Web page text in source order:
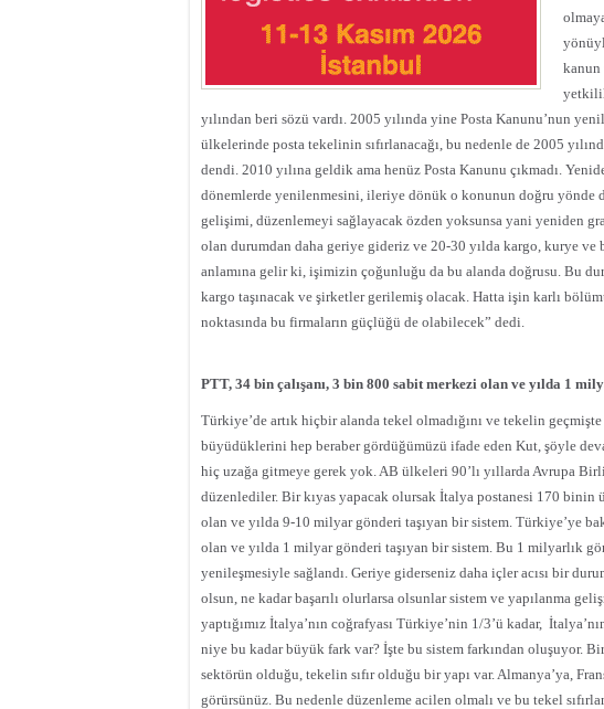
kanun
yılından beri sözü vardı. 2005 yılında yine Posta Kanunu’nun
ülkelerinde posta tekelinin sıfırlanacağı, bu nedenle de 2005
dendi. 2010 yılına geldik ama henüz Posta Kanunu çıkmadı.
dönemlerde yenilenmesini, ileriye dönük o konunun doğru yönde
gelişimi, düzenlemeyi sağlayacak özden yoksunsa yani yeniden
olan durumdan daha geriye gideriz ve 20-30 yılda kargo, kurye
anlamına gelir ki, işimizin çoğunluğu da bu alanda doğrusu. Bu
kargo taşınacak ve şirketler gerilemiş olacak. Hatta işin karlı
noktasında bu firmaların güçlüğü de olabilecek” dedi.
PTT, 34 bin çalışanı, 3 bin 800 sabit merkezi olan ve yılda 1
Türkiye’de artık hiçbir alanda tekel olmadığını ve tekelin
büyüdüklerini hep beraber gördüğümüzü ifade eden Kut, şöyle
hiç uzağa gitmeye gerek yok. AB ülkeleri 90’lı yıllarda Avrupa
düzenlediler. Bir kıyas yapacak olursak İtalya postanesi 170 binin
olan ve yılda 9-10 milyar gönderi taşıyan bir sistem. Türkiye’ye
olan ve yılda 1 milyar gönderi taşıyan bir sistem. Bu 1 milyarlık
yenileşmesiyle sağlandı. Geriye giderseniz daha içler acısı bir
olsun, ne kadar başarılı olurlarsa olsunlar sistem ve yapılanma
yaptığımız İtalya’nın coğrafyası Türkiye’nin 1/3’ü kadar,
niye bu kadar büyük fark var? İşte bu sistem farkından oluşuyor.
sektörün olduğu, tekelin sıfır olduğu bir yapı var. Almanya’ya,
görürsünüz. Bu nedenle düzenleme acilen olmalı ve bu tekel